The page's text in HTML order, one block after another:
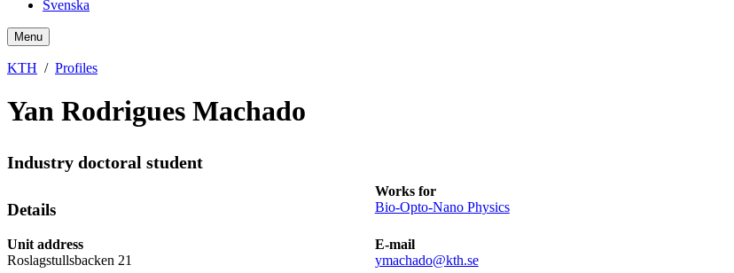
Svenska
Menu
KTH Profiles
Yan Rodrigues Machado
Industry doctoral student
Details
Works for
Bio-Opto-Nano Physics
Unit address
Roslagstullsbacken 21
E-mail
ymachado@kth.se